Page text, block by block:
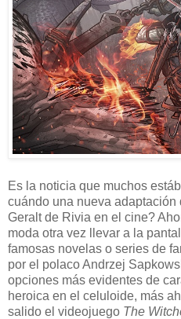
Es la noticia que muchos
cuándo una nueva
Geralt de Rivia en el cine?
moda otra vez llevar a la
famosas novelas o series de
por el polaco Andrzej
opciones más evidentes de
heroica en el celuloide, más
salido el videojuego The